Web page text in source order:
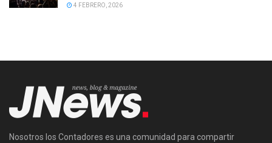
4 FEBRERO, 2026
Nosotros los Contadores es una comunidad para compartir